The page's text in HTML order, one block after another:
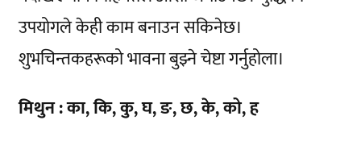
उपयोगले केही काम बनाउन सकिनेछ।
शुभचिन्तकहरूको भावना बुझ्ने चेष्टा गर्नुहोला।
मिथुन : का, कि, कु, घ, ङ, छ, के, को, ह